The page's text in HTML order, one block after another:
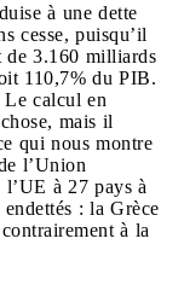
à une dette
cesse, puisqu’il
de 3.160 milliards
110,7% du PIB.
Le calcul en
mais il
qui nous montre
l’Union
l’UE à 27 pays à
: la Grèce
à la